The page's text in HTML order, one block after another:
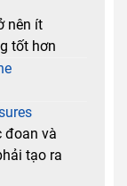
nên ít
tốt hơn
đoan và
tạo ra